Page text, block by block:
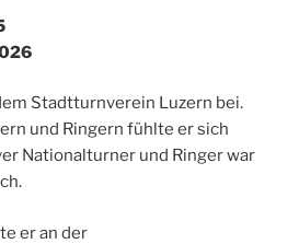
Stadtturnverein Luzern bei.
und Ringern fühlte er sich
Nationalturner und Ringer war
er an der